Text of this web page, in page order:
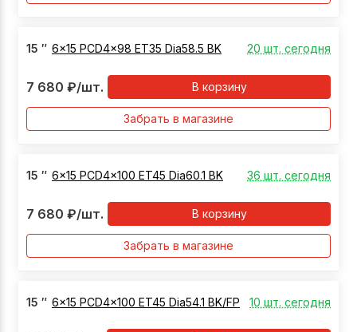
15 ″ 6x15 PCD4x98 ET35 Dia58.5 BK 20 шт. сегодня
7 680 ₽/шт. В корзину
Забрать в магазине
15 ″ 6x15 PCD4x100 ET45 Dia60.1 BK 36 шт. сегодня
7 680 ₽/шт. В корзину
Забрать в магазине
15 ″ 6x15 PCD4x100 ET45 Dia54.1 BK/FP 10 шт. сегодня